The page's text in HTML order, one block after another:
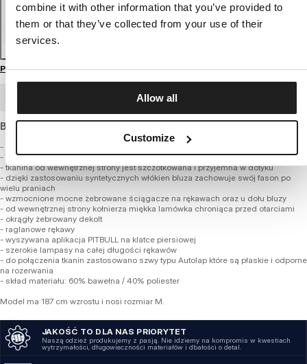
combine it with other information that you’ve provided to
them or that they’ve collected from your use of their
services.
Allow all
Customize
Przewodnik po rozmiarach
Bluza o standardowym kroju, z grubej miękkiej bawełny.
- klasyczny regularny fason typu crewneck z okrągłym dekoltem
- wykonana z wysokogatunkowej grubej tkaniny o gramaturze 360 g/m2
- tkanina od wewnętrznej strony jest szczotkowana i przyjemna w dotyku
- dzięki zastosowaniu syntetycznych włókien bluza zachowuje swój fason po
wielu praniach
- wzmocnione mocne żebrowane ściągacze na rękawach oraz u dołu bluzy
- od wewnętrznej strony kołnierza miękka lamówka chroniąca przed otarciami
- okrągły żebrowany dekolt
- raglanowe rękawy
- wyszywana aplikacja PITBULL na klatce piersiowej
- szerokie lampasy na całej długości rękawów
- do połączenia tkanin zastosowano szwy typu Autolap które są płaskie i odporne
na rozerwania
- skład materiału: 60% bawełna / 40% poliester
Model ma 187 cm wzrostu i nosi rozmiar M.
JAKOŚĆ TO DLA NAS PRIORYTET
Naszą odzież produkujemy z pasją. Nie idziemy na kompromis w kwestiach
wytrzymałości, długowieczności materiałów i dbałości o detal.